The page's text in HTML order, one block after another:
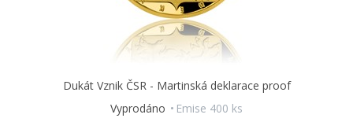
Dukát Vznik ČSR - Martinská deklarace proof
Vyprodáno
Emise 400 ks